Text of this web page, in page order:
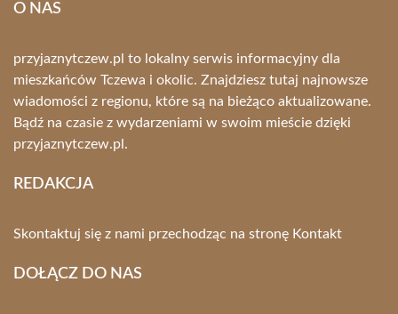
O NAS
przyjaznytczew.pl to lokalny serwis informacyjny dla
mieszkańców Tczewa i okolic. Znajdziesz tutaj najnowsze
wiadomości z regionu, które są na bieżąco aktualizowane.
Bądź na czasie z wydarzeniami w swoim mieście dzięki
przyjaznytczew.pl.
REDAKCJA
Skontaktuj się z nami przechodząc na stronę Kontakt
DOŁĄCZ DO NAS